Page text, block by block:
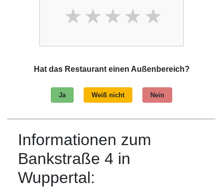
Hat das Restaurant einen Außenbereich?
Ja Weiß nicht Nein
Informationen zum
Bankstraße 4 in
Wuppertal: